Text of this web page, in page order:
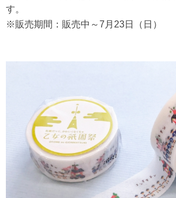
す。
※販売期間：販売中～7月23日（日）